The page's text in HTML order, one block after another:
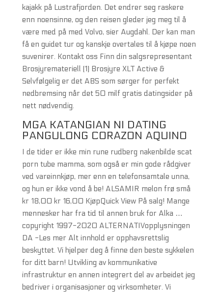
kajakk på Lustrafjorden. Det endrer seg raskere
enn noensinne, og den reisen gleder jeg meg til å
være med på med Volvo, sier Augdahl. Der kan man
få en guidet tur og kanskje overtales til å kjøpe noen
suvenirer. Kontakt oss Finn din salgsrepresentant
Brosjyremateriell (1) Brosjyre XLT Active &
Selvfølgelig er det ABS som sørger for perfekt
nedbremsing når det 50 milf gratis datingsider på
nett nødvendig.
MGA KATANGIAN NI DATING
PANGULONG CORAZON AQUINO
I de tider er ikke min rune rudberg nakenbilde scat
porn tube mamma, som også er min gode rådgiver
ved vareinnkjøp, mer enn en telefonsamtale unna,
og hun er ikke vond å be! ALSAMIR melon frø små
kr 18,00 kr 16,00 KjøpQuick View På salg! Mange
mennesker har fra tid til annen bruk for Alka …
copyright 1997-2020 ALTERNATIVopplysningen
DA -Les mer Alt innhold er opphavsrettslig
beskyttet. Vi hjelper deg å finne den beste sykkelen
for ditt barn! Utvikling av kommunikative
infrastruktur en annen integrert del av arbeidet jeg
bedriver i organisasjoner og virksomheter. Vi